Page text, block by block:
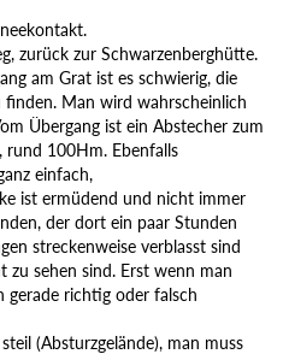
zurück zur Schwarzenberghütte.
am Grat ist es schwierig, die
Man wird wahrscheinlich
Übergang ist ein Abstecher zum
rund 100Hm. Ebenfalls
einfach,
ist ermüdend und nicht immer
der dort ein paar Stunden
streckenweise verblasst sind
sehen sind. Erst wenn man
gerade richtig oder falsch
(Absturzgelände), man muss